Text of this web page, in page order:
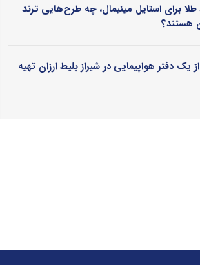
طلا برای استایل مینیمال، چه طرح‌هایی ترند
هستند؟
یک دفتر هواپیمایی در شیراز بلیط ارزان تهیه